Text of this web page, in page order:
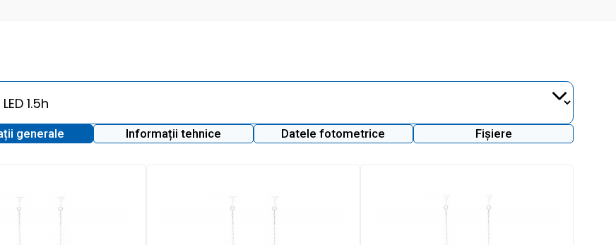
generale Informații tehnice Datele fotometrice Fișiere